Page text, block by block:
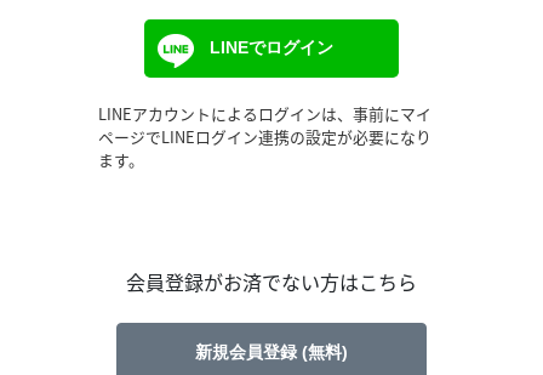
LINEでログイン
LINEアカウントによるログインは、事前にマイ
ページでLINEログイン連携の設定が必要になり
ます。
会員登録がお済でない方はこちら
新規会員登録 (無料)